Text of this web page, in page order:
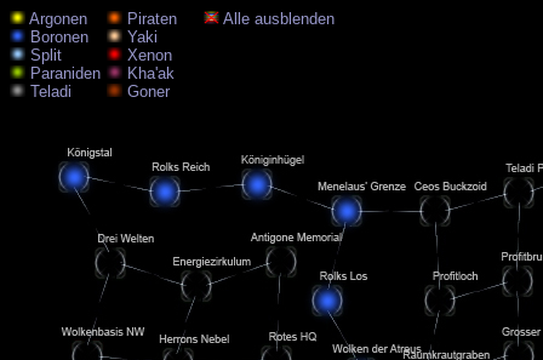
Argonen Piraten
Alle ausblenden
Boronen
Yaki
Split
Xenon
Paraniden
Kha'ak
Teladi
Goner